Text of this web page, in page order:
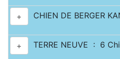
+ CHIEN DE BERGER
+ TERRE NEUVE : 6